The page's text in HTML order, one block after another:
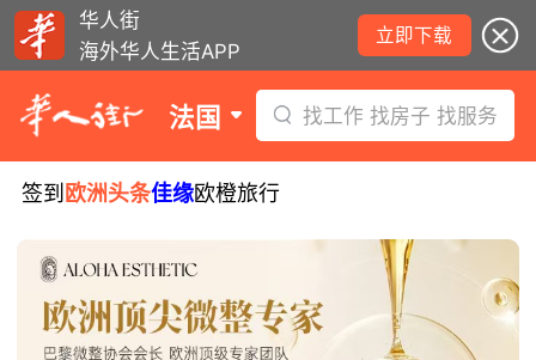
华人街
海外华人生活APP
立即下载
法国 找工作 找房子 找服务
签到 欧洲头条佳缘欧橙旅行